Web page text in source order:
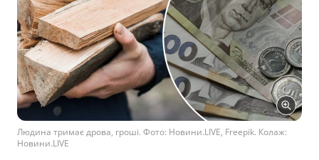
Людина тримає дрова, гроші. Фото: Новини.LIVE, Freepik. Колаж:
Новини.LIVE